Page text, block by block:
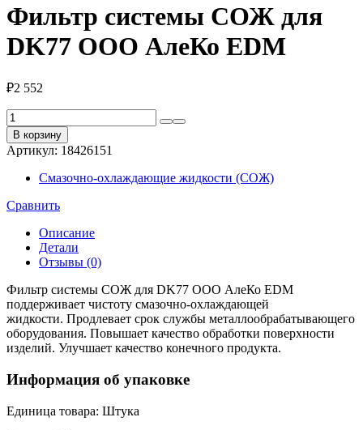
Фильтр системы СОЖ для
DK77 ООО АлеКо EDM
₽2 552
Количество
товара
Фильтр
системы
СОЖ
DK77
АлеКо
EDM
В корзину
Артикул: 18426151
Смазочно-охлаждающие жидкости (СОЖ)
Сравнить
Описание
Детали
Отзывы (0)
Фильтр системы СОЖ для DK77 ООО АлеКо EDM
поддерживает чистоту смазочно-охлаждающей
жидкости. Продлевает срок службы металлообрабатывающего
оборудования. Повышает качество обработки поверхности
изделий. Улучшает качество конечного продукта.
Информация об упаковке
Единица товара: Штука